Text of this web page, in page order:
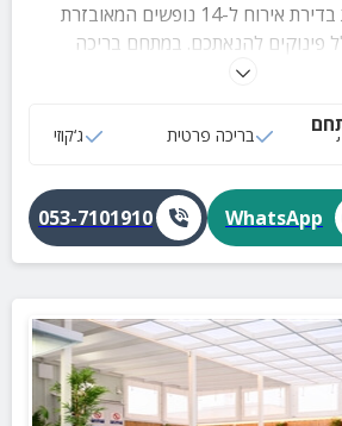
חופשה מושלמת בדירת אירוח ל-14 נופשים המאובזרת
פינוקים להנאתכם. במתחם בריכה
ועוד. מתאים לאירוח זוגות,
בריכה פרטית ג‘קוזי
WhatsApp
053-7101910